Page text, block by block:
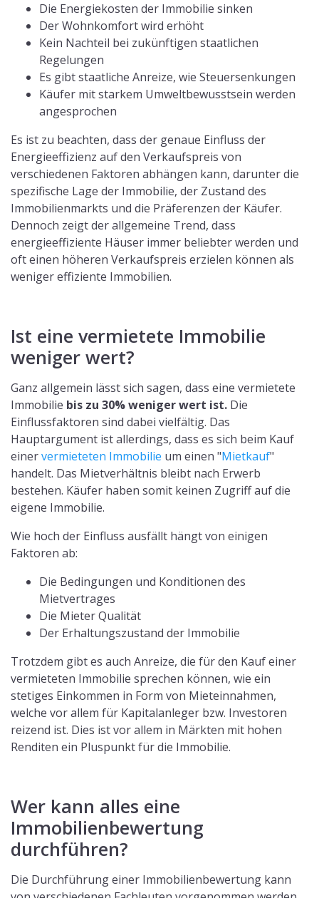
Die Energiekosten der Immobilie sinken
Der Wohnkomfort wird erhöht
Kein Nachteil bei zukünftigen staatlichen
Regelungen
Es gibt staatliche Anreize, wie Steuersenkungen
Käufer mit starkem Umweltbewusstsein werden
angesprochen
Es ist zu beachten, dass der genaue Einfluss der
Energieeffizienz auf den Verkaufspreis von
verschiedenen Faktoren abhängen kann, darunter die
spezifische Lage der Immobilie, der Zustand des
Immobilienmarkts und die Präferenzen der Käufer.
Dennoch zeigt der allgemeine Trend, dass
energieeffiziente Häuser immer beliebter werden und
oft einen höheren Verkaufspreis erzielen können als
weniger effiziente Immobilien.
Ist eine vermietete Immobilie
weniger wert?
Ganz allgemein lässt sich sagen, dass eine vermietete
Immobilie bis zu 30% weniger wert ist. Die
Einflussfaktoren sind dabei vielfältig. Das
Hauptargument ist allerdings, dass es sich beim Kauf
einervermieteten Immobilie um einen "Mietkauf"
handelt. Das Mietverhältnis bleibt nach Erwerb
bestehen. Käufer haben somit keinen Zugriff auf die
eigene Immobilie.
Wie hoch der Einfluss ausfällt hängt von einigen
Faktoren ab:
Die Bedingungen und Konditionen des
Mietvertrages
Die Mieter Qualität
Der Erhaltungszustand der Immobilie
Trotzdem gibt es auch Anreize, die für den Kauf einer
vermieteten Immobilie sprechen können, wie ein
stetiges Einkommen in Form von Mieteinnahmen,
welche vor allem für Kapitalanleger bzw. Investoren
reizend ist. Dies ist vor allem in Märkten mit hohen
Renditen ein Pluspunkt für die Immobilie.
Wer kann alles eine
Immobilienbewertung
durchführen?
Die Durchführung einer Immobilienbewertung kann